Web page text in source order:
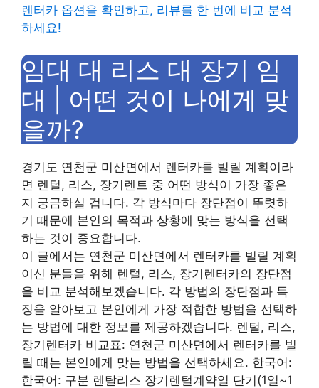
렌터카 옵션을 확인하고, 리뷰를 한 번에 비교 분석
하세요!
임대 대 리스 대 장기 임
대 | 어떤 것이 나에게 맞
을까?
경기도 연천군 미산면에서 렌터카를 빌릴 계획이라
면 렌털, 리스, 장기렌트 중 어떤 방식이 가장 좋은
지 궁금하실 겁니다. 각 방식마다 장단점이 뚜렷하
기 때문에 본인의 목적과 상황에 맞는 방식을 선택
하는 것이 중요합니다.
이 글에서는 연천군 미산면에서 렌터카를 빌릴 계획
이신 분들을 위해 렌털, 리스, 장기렌터카의 장단점
을 비교 분석해보겠습니다. 각 방법의 장단점과 특
징을 알아보고 본인에게 가장 적합한 방법을 선택하
는 방법에 대한 정보를 제공하겠습니다. 렌털, 리스,
장기렌터카 비교표: 연천군 미산면에서 렌터카를 빌
릴 때는 본인에게 맞는 방법을 선택하세요. 한국어:
한국어: 구분 렌탈리스 장기렌털계약일 단기(1일~1